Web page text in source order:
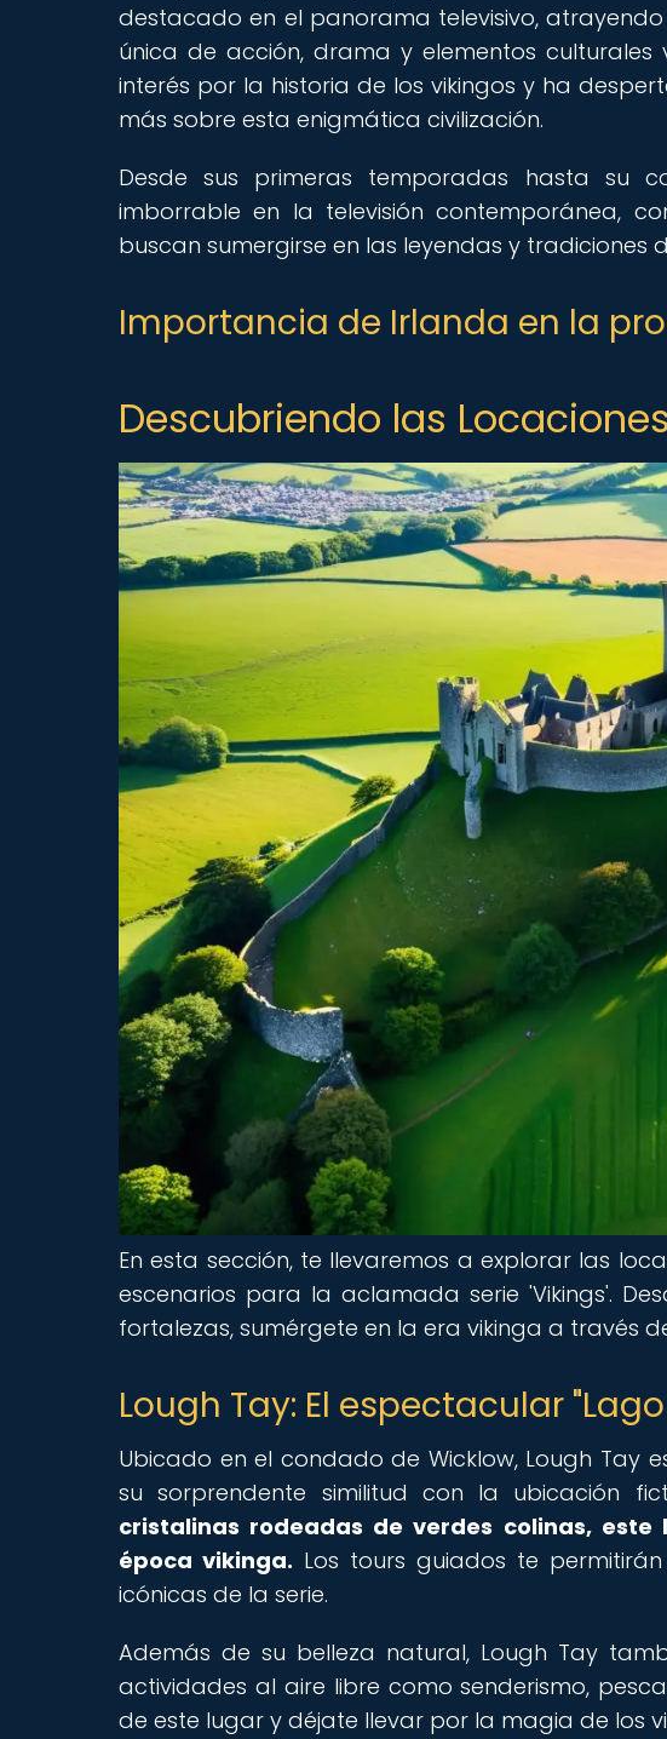
destacado en el panorama televisivo,
única de acción, drama y elementos culturales
interés por la historia de los vikingos y ha
más sobre esta enigmática civilización.
Desde sus primeras temporadas hasta su
imborrable en la televisión contemporánea,
buscan sumergirse en las leyendas y tradiciones
Importancia de Irlanda en la
Descubriendo las
En esta sección, te llevaremos a explorar las
escenarios para la aclamada serie 'Vikings'.
fortalezas, sumérgete en la era vikinga a través
Lough Tay: El espectacular
Ubicado en el condado de Wicklow, Lough Tay
su sorprendente similitud con la ubicación
cristalinas rodeadas de verdes colinas,
época vikinga. Los tours guiados te
icónicas de la serie.
Además de su belleza natural, Lough Tay
actividades al aire libre como senderismo,
de este lugar y déjate llevar por la magia de los